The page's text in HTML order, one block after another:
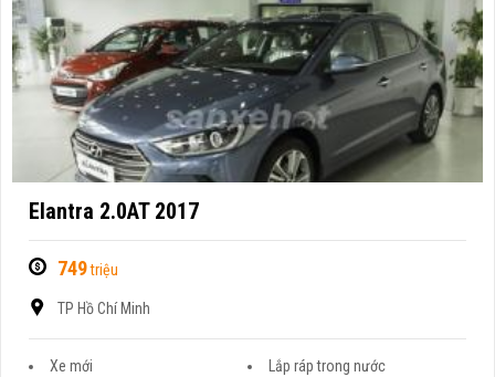
Elantra 2.0AT 2017
749triệu
TP Hồ Chí Minh
Xe mới
Lắp ráp trong nước